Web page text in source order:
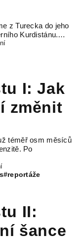
z Turecka do jeho
Kurdistánu.…
I: Jak
změnit
téměř osm měsíců
Po
#reportáže
II:
šance